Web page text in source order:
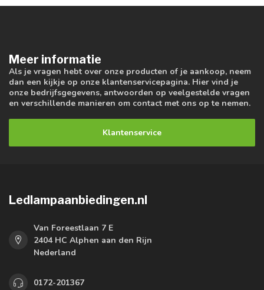
Meer informatie
Als je vragen hebt over onze producten of je aankoop, neem
dan een kijkje op onze klantenservicepagina. Hier vind je
onze bedrijfsgegevens, antwoorden op veelgestelde vragen
en verschillende manieren om contact met ons op te nemen.
Klantenservice
Ledlampaanbiedingen.nl
Van Foreestlaan 7 E
2404 HC Alphen aan den Rijn
Nederland
0172-201367